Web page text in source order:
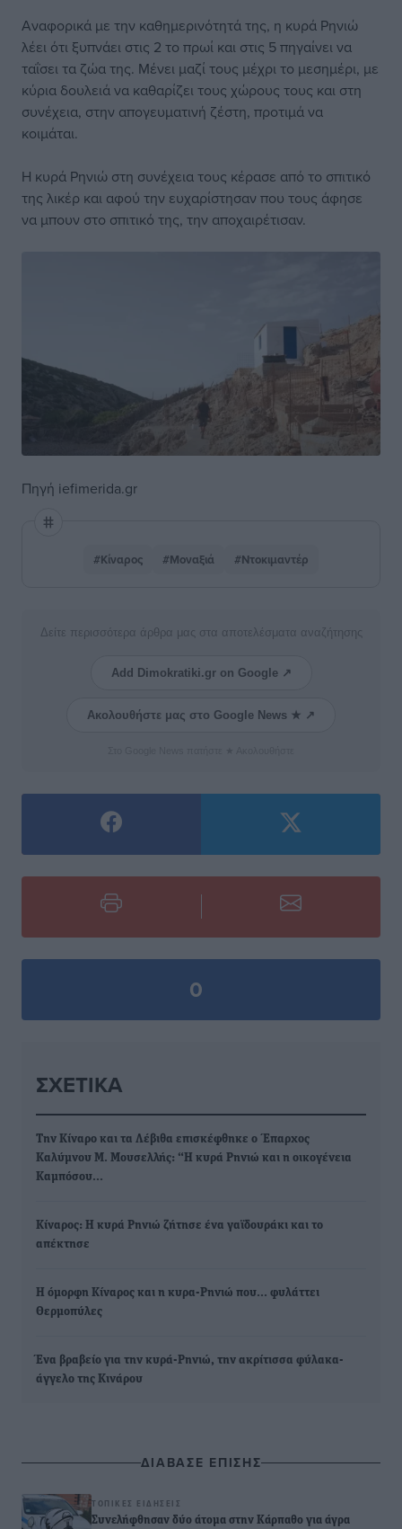
Αναφορικά με την καθημερινότητά της, η κυρά Ρηνιώ
λέει ότι ξυπνάει στις 2 το πρωί και στις 5 πηγαίνει να
ταΐσει τα ζώα της. Μένει μαζί τους μέχρι το μεσημέρι, με
κύρια δουλειά να καθαρίζει τους χώρους τους και στη
συνέχεια, στην απογευματινή ζέστη, προτιμά να
κοιμάται.
Η κυρά Ρηνιώ στη συνέχεια τους κέρασε από το σπιτικό
της λικέρ και αφού την ευχαρίστησαν που τους άφησε
να μπουν στο σπιτικό της, την αποχαιρέτισαν.
Πηγή iefimerida.gr
#Κίναρος #Μοναξιά #Ντοκιμαντέρ
Δείτε περισσότερα άρθρα μας στα αποτελέσματα αναζήτησης
Add Dimokratiki.gr on Google ↗
Ακολουθήστε μας στο Google News ★ ↗
0
ΣΧΕΤΙΚΆ
Την Κίναρο και τα Λέβιθα επισκέφθηκε ο Έπαρχος
Καλύμνου Μ. Μουσελλής: “Η κυρά Ρηνιώ και η οικογένεια
Καμπόσου…
Κίναρος: Η κυρά Ρηνιώ ζήτησε ένα γαϊδουράκι και το
απέκτησε
Η όμορφη Κίναρος και η κυρα-Ρηνιώ που… φυλάττει
Θερμοπύλες
Ένα βραβείο για την κυρά-Ρηνιώ, την ακρίτισσα φύλακα-
άγγελο της Κινάρου
ΔΙΑΒΑΣΕ ΕΠΙΣΗΣ
ΤΟΠΙΚΈΣ ΕΙΔΉΣΕΙΣ
Συνελήφθησαν δύο άτομα στην Κάρπαθο για άγρα